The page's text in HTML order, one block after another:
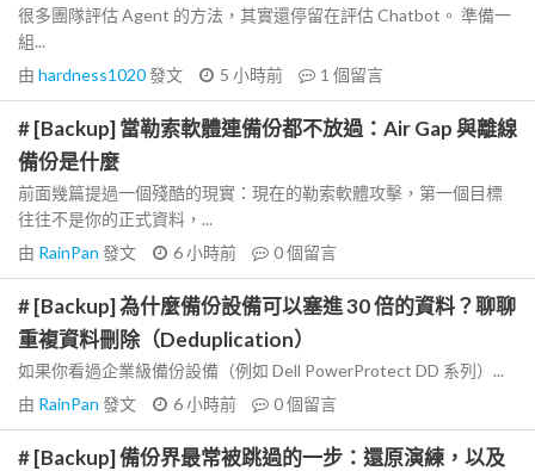
很多團隊評估 Agent 的方法，其實還停留在評估 Chatbot。 準備一
組...
由 hardness1020發文 5 小時前 1 個留言
# [Backup] 當勒索軟體連備份都不放過：Air Gap 與離線
備份是什麼
前面幾篇提過一個殘酷的現實：現在的勒索軟體攻擊，第一個目標
往往不是你的正式資料，...
由 RainPan 發文 6 小時前 0個留言
# [Backup] 為什麼備份設備可以塞進 30 倍的資料？聊聊
重複資料刪除（Deduplication）
如果你看過企業級備份設備（例如 Dell PowerProtect DD 系列）...
由 RainPan 發文 6 小時前 0個留言
# [Backup] 備份界最常被跳過的一步：還原演練，以及